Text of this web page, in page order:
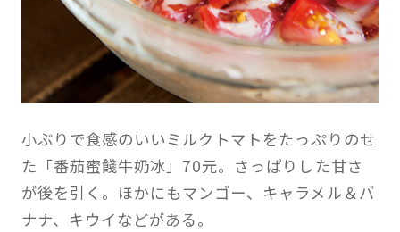
小ぶりで食感のいいミルクトマトをたっぷりのせ
た「番茄蜜餞牛奶冰」70元。さっぱりした甘さ
が後を引く。ほかにもマンゴー、キャラメル＆バ
ナナ、キウイなどがある。